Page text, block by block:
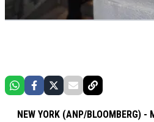
NEW YORK (ANP/